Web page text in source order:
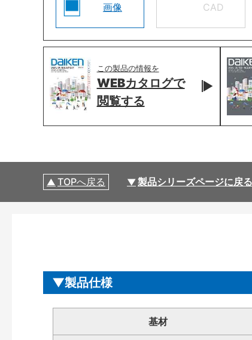
画像 CAD
この製品の情報を
WEBカタログで
閲覧する
TOPへ戻る 製品シリーズページに戻る
製品仕様
基材